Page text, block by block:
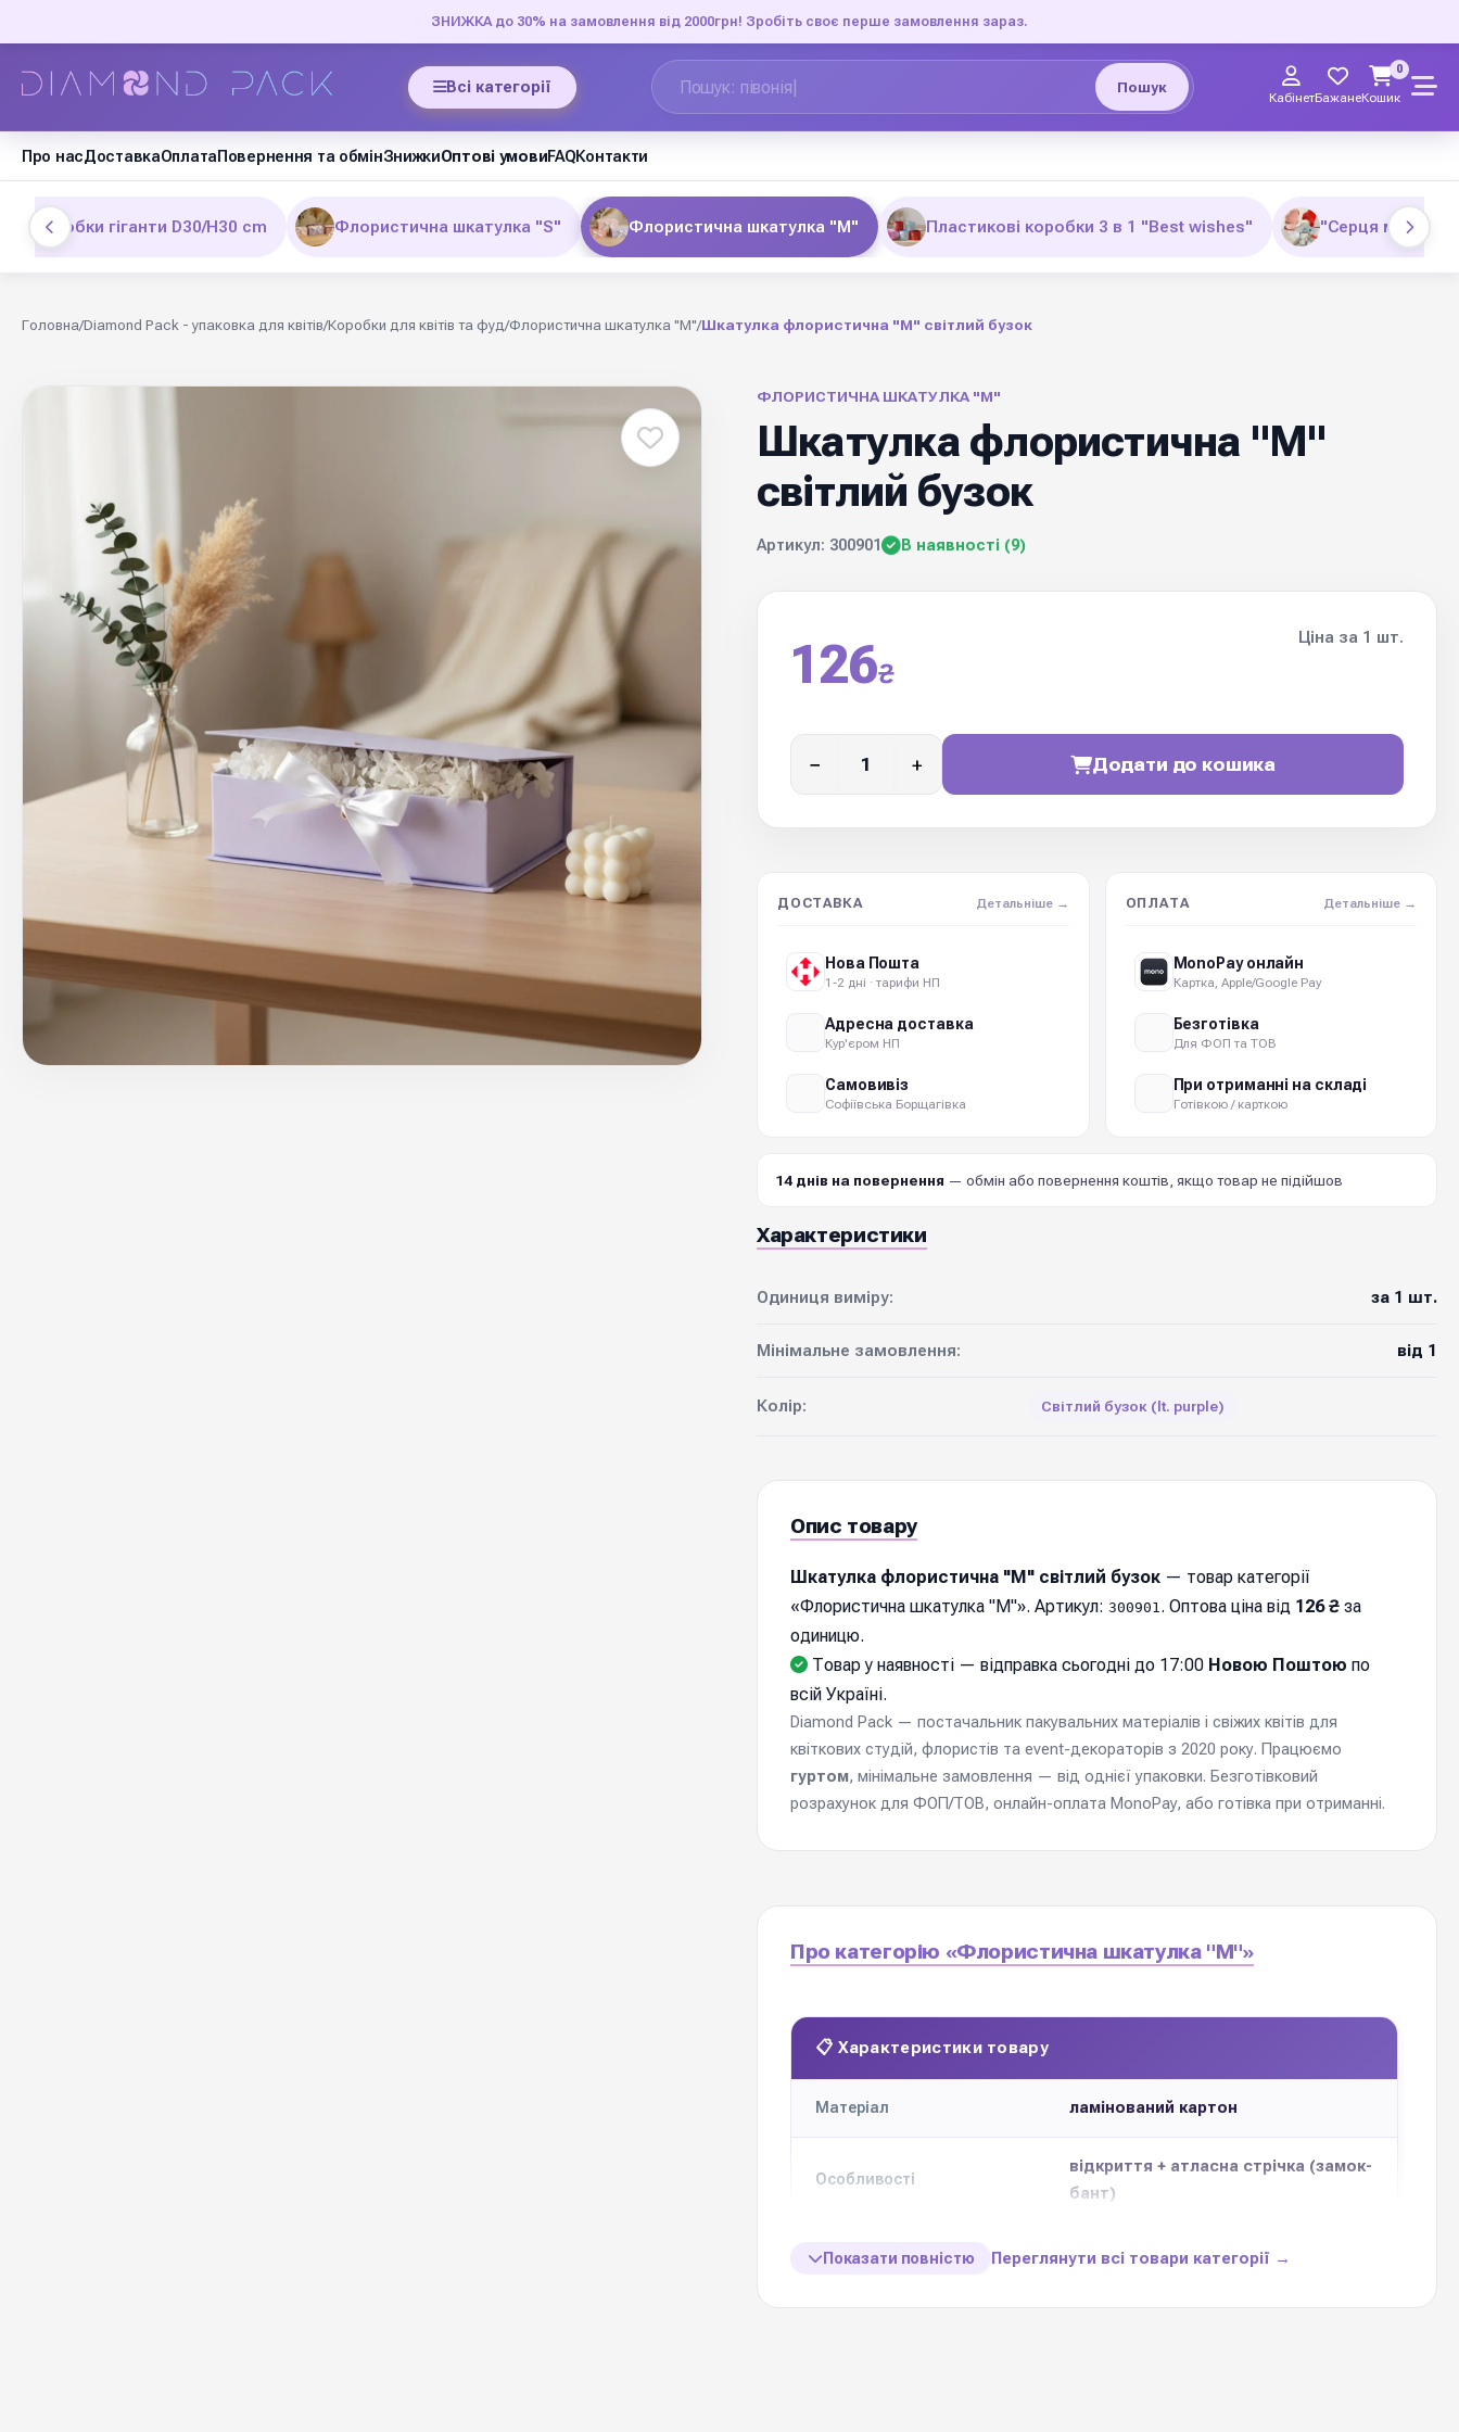
ЗНИЖКА до 30% на замовлення від 2000грн! Зробіть своє перше замовлення зараз.
Всі категорії Пошук
КабінетБажанеКошик
0
Про насДоставкаОплатаПовернення та обмінЗнижкиОптові умовиFAQКонтакти
Коробки гіганти D30/H30 cm Флористична шкатулка "S" Флористична шкатулка "М" Пластикові коробки 3 в 1 "Best wishes" "Серця малі"
Головна/Diamond Pack - упаковка для квітів/Коробки для квітів та фуд/Флористична шкатулка "М"/Шкатулка флористична "М" світлий бузок
ФЛОРИСТИЧНА ШКАТУЛКА "М"
Шкатулка флористична "М"
світлий бузок
Артикул: 300901 В наявності (9)
126₴
Ціна за 1 шт.
− + Додати до кошика
ДОСТАВКА Детальніше →
Нова Пошта
1-2 дні · тарифи НП
Адресна доставка
Кур'єром НП
Самовивіз
Софіївська Борщагівка
ОПЛАТА Детальніше →
MonoPay онлайн
Картка, Apple/Google Pay
Безготівка
Для ФОП та ТОВ
При отриманні на складі
Готівкою / карткою
14 днів на повернення — обмін або повернення коштів, якщо товар не підійшов
Характеристики
Одиниця виміру: за 1 шт.
Мінімальне замовлення: від 1
Колір: Світлий бузок (lt. purple)
Опис товару
Шкатулка флористична "М" світлий бузок — товар категорії
«Флористична шкатулка "М"». Артикул: 300901. Оптова ціна від 126 ₴ за
одиницю.
Товар у наявності — відправка cьогодні до 17:00 Новою Поштою по
всій Україні.
Diamond Pack — постачальник пакувальних матеріалів і свіжих квітів для
квіткових студій, флористів та event-декораторів з 2020 року. Працюємо
гуртом, мінімальне замовлення — від однієї упаковки. Безготівковий
розрахунок для ФОП/ТОВ, онлайн-оплата MonoPay, або готівка при отриманні.
Про категорію «Флористична шкатулка "М"»
📋 Характеристики товару
Матеріал ламінований картон
Особливості
відкриття + атласна стрічка (замок-
бант)
Розмір 24,5 см / 16,5 см / Н 6,5 см
Ціна вказана за 1 шт
Показати повністю Переглянути всі товари категорії →